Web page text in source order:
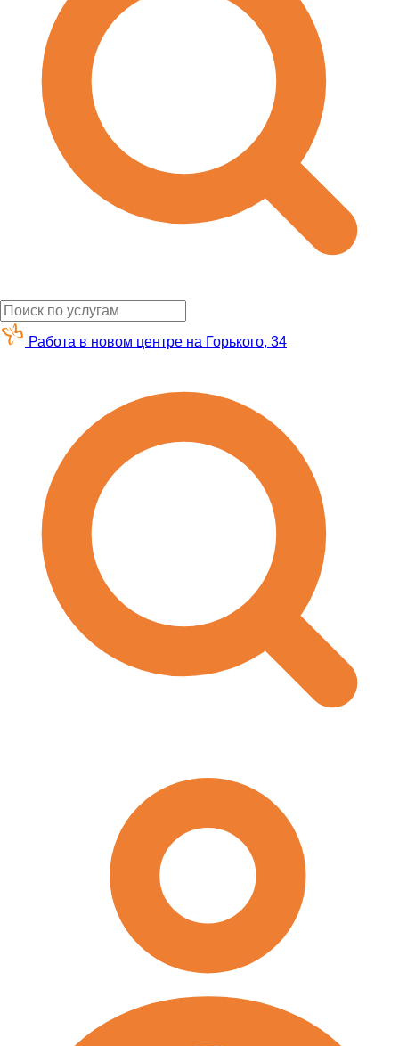
Работа в новом центре на Горького, 34